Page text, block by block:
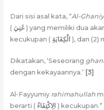
Dari sisi asal kata, “Al-Ghaniy
(
غَنِيَ ) yang memiliki dua
kecukupan (
), dan (2)
Dikatakan, ‘Seseorang
dengan kekayaannya.’ [3]
Al-Fayyumiy rahimahullah
berarti (
) kecukupan.”